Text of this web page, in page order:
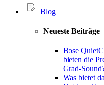
Blog
Neueste Beiträge
Bose
bieten die
Grad-
Was bietet